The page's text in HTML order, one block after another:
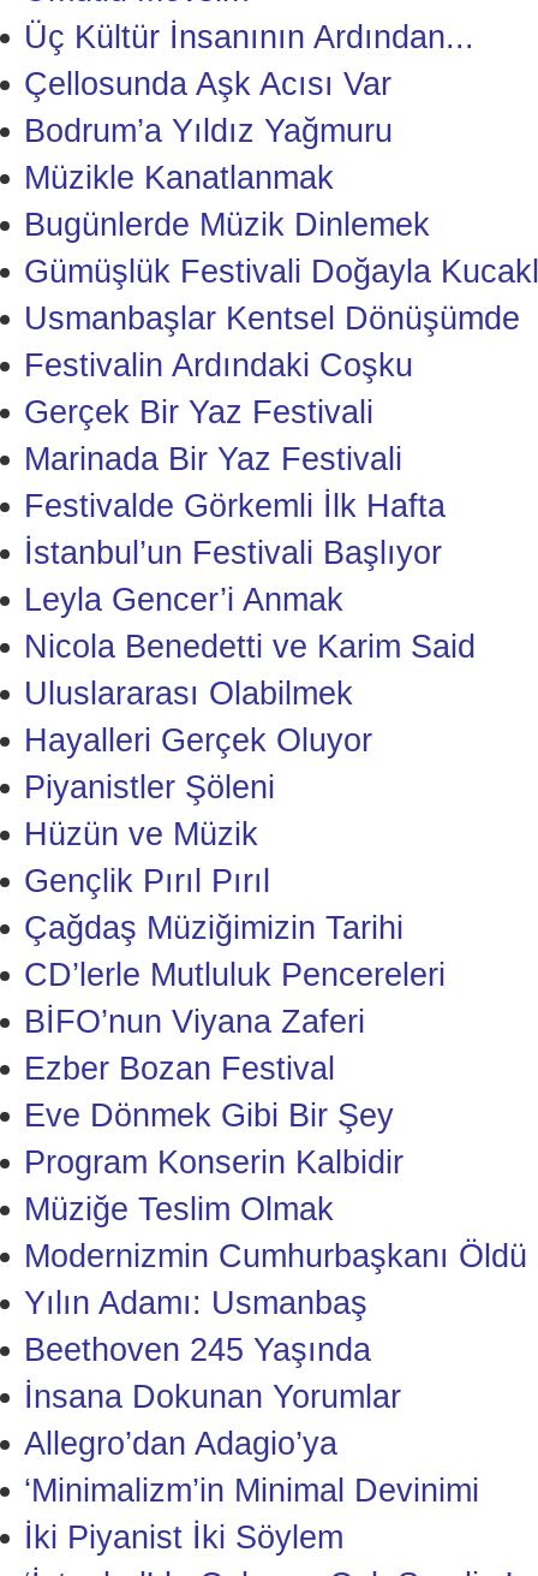
Üç Kültür İnsanının Ardından...
Çellosunda Aşk Acısı Var
Bodrum’a Yıldız Yağmuru
Müzikle Kanatlanmak
Bugünlerde Müzik Dinlemek
Gümüşlük Festivali Doğayla
Usmanbaşlar Kentsel Dönüşümde
Festivalin Ardındaki Coşku
Gerçek Bir Yaz Festivali
Marinada Bir Yaz Festivali
Festivalde Görkemli İlk Hafta
İstanbul’un Festivali Başlıyor
Leyla Gencer’i Anmak
Nicola Benedetti ve Karim Said
Uluslararası Olabilmek
Hayalleri Gerçek Oluyor
Piyanistler Şöleni
Hüzün ve Müzik
Gençlik Pırıl Pırıl
Çağdaş Müziğimizin Tarihi
CD’lerle Mutluluk Pencereleri
BİFO’nun Viyana Zaferi
Ezber Bozan Festival
Eve Dönmek Gibi Bir Şey
Program Konserin Kalbidir
Müziğe Teslim Olmak
Modernizmin Cumhurbaşkanı Öldü
Yılın Adamı: Usmanbaş
Beethoven 245 Yaşında
İnsana Dokunan Yorumlar
Allegro’dan Adagio’ya
‘Minimalizm’in Minimal Devinimi
İki Piyanist İki Söylem